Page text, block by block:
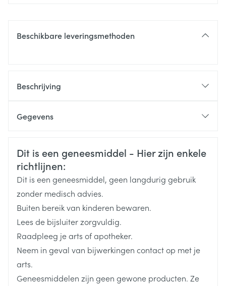
Beschikbare leveringsmethoden
Beschrijving
Gegevens
Organisaties
Merken Boiron
Breedte 12 mm
Lengte 43 mm
Diepte 12 mm
Veiligheidsinformatie
Dit is een geneesmiddel - Hier zijn enkele
richtlijnen:
Dit is een geneesmiddel, geen langdurig gebruik
zonder medisch advies.
Buiten bereik van kinderen bewaren.
Lees de bijsluiter zorgvuldig.
Raadpleeg je arts of apotheker.
Neem in geval van bijwerkingen contact op met je
arts.
Geneesmiddelen zijn geen gewone producten. Ze